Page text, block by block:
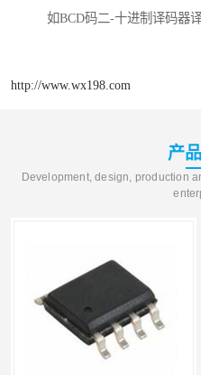
如BCD码二-十进制译码器
http://www.wx198.com
产
Development, design, production